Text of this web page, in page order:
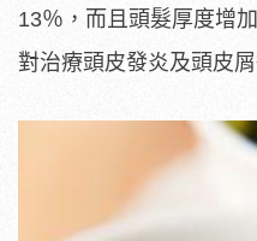
13％，而且頭髮厚度增
對治療頭皮發炎及頭皮屑